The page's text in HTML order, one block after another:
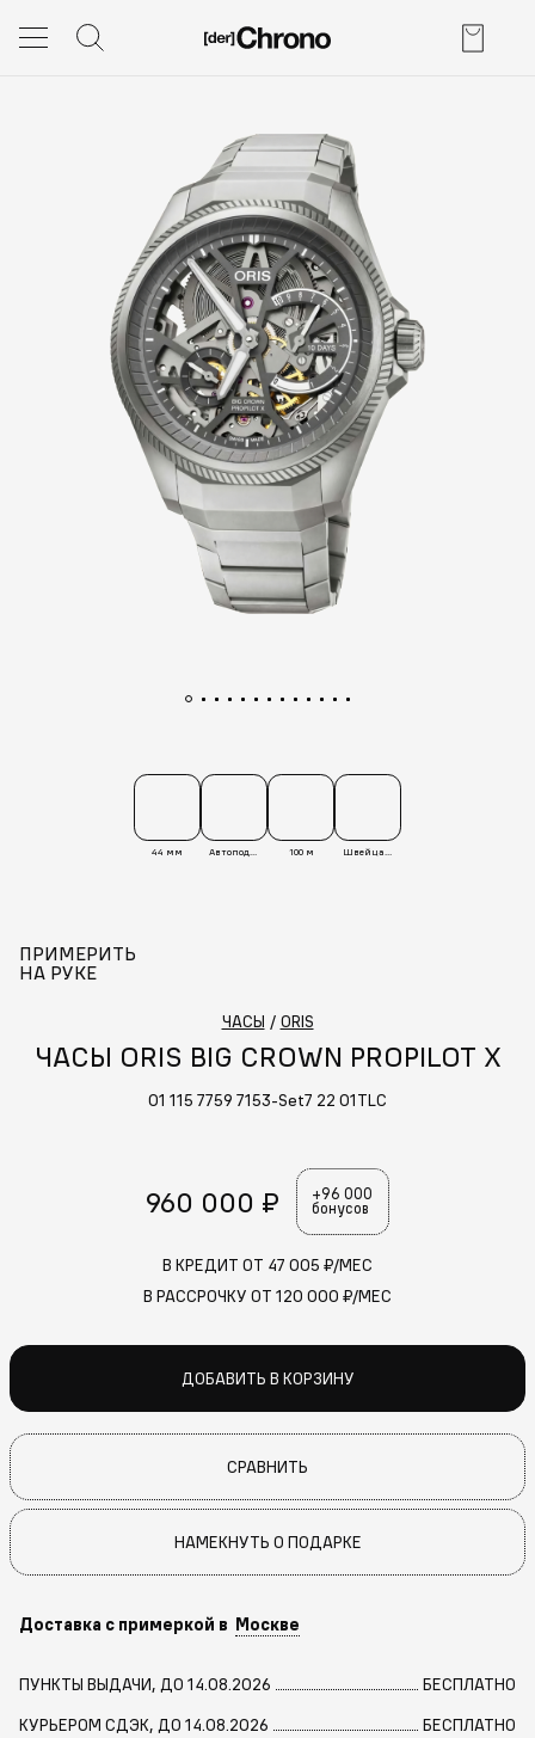
44 мм Автоподзавод 100 м Швейцария
ПРИМЕРИТЬ
НА РУКЕ
ЧАСЫ / ORIS
ЧАСЫ ORIS BIG CROWN PROPILOT X
01 115 7759 7153-Set7 22 01TLC
960 000 ₽
+96 000
бонусов
В КРЕДИТ ОТ 47 005 ₽/МЕС
В РАССРОЧКУ ОТ 120 000 ₽/МЕС
ДОБАВИТЬ В КОРЗИНУ
СРАВНИТЬ
НАМЕКНУТЬ О ПОДАРКЕ
Доставка с примеркой в Москве
ПУНКТЫ ВЫДАЧИ, ДО 14.08.2026
БЕСПЛАТНО
КУРЬЕРОМ СДЭК, ДО 14.08.2026
БЕСПЛАТНО